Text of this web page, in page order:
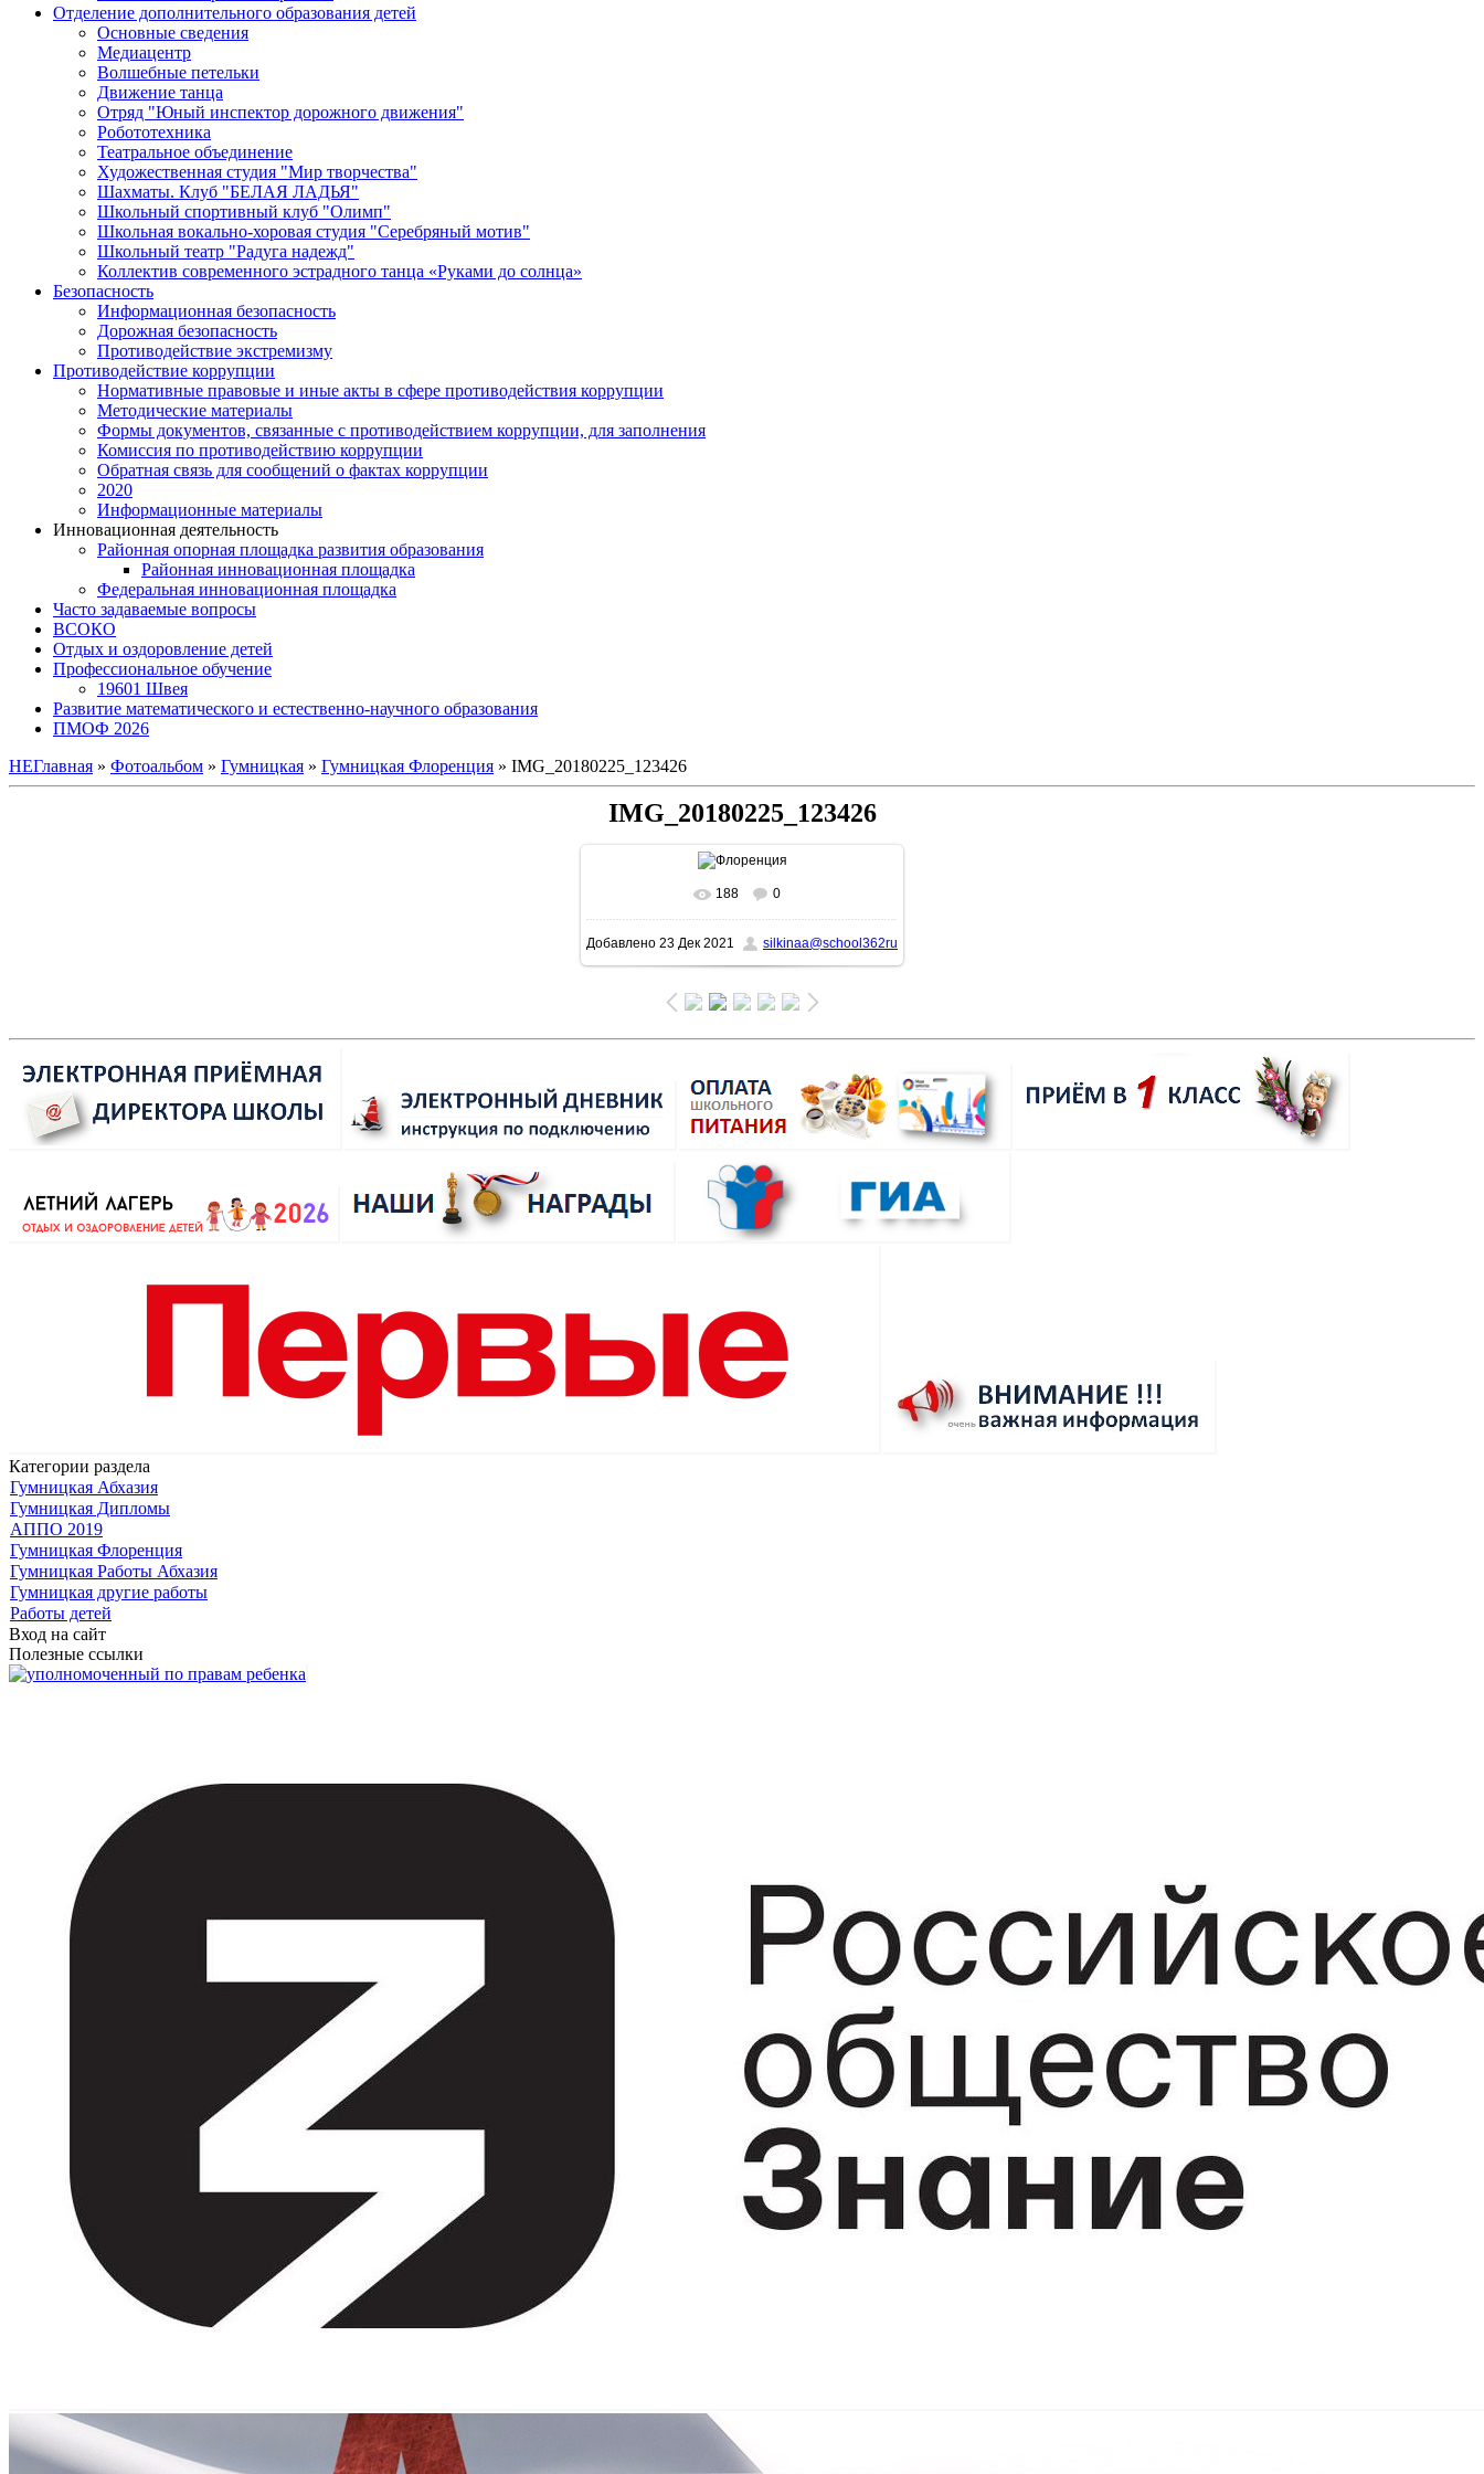
Отделение дополнительного образования детей
Основные сведения
Медиацентр
Волшебные петельки
Движение танца
Отряд "Юный инспектор дорожного движения"
Робототехника
Театральное объединение
Художественная студия "Мир творчества"
Шахматы. Клуб "БЕЛАЯ ЛАДЬЯ"
Школьный спортивный клуб "Олимп"
Школьная вокально-хоровая студия "Серебряный мотив"
Школьный театр "Радуга надежд"
Коллектив современного эстрадного танца «Руками до солнца»
Безопасность
Информационная безопасность
Дорожная безопасность
Противодействие экстремизму
Противодействие коррупции
Нормативные правовые и иные акты в сфере противодействия коррупции
Методические материалы
Формы документов, связанные с противодействием коррупции, для заполнения
Комиссия по противодействию коррупции
Обратная связь для сообщений о фактах коррупции
2020
Информационные материалы
Инновационная деятельность
Районная опорная площадка развития образования
Районная инновационная площадка
Федеральная инновационная площадка
Часто задаваемые вопросы
ВСОКО
Отдых и оздоровление детей
Профессиональное обучение
19601 Швея
Развитие математического и естественно-научного образования
ПМОФ 2026
НЕГлавная » Фотоальбом » Гумницкая » Гумницкая Флоренция » IMG_20180225_123426
IMG_20180225_123426
В реальном размере 1562x1600
188 0
Добавлено 23 Дек 2021 silkinaa@school362ru
Категории раздела
Гумницкая Абхазия
Гумницкая Дипломы
АППО 2019
Гумницкая Флоренция
Гумницкая Работы Абхазия
Гумницкая другие работы
Работы детей
Вход на сайт
Полезные ссылки